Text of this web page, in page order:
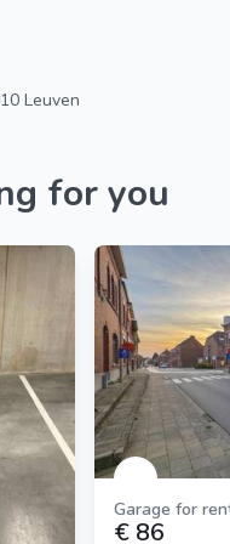
Leuven
for you
Garage for
€ 86